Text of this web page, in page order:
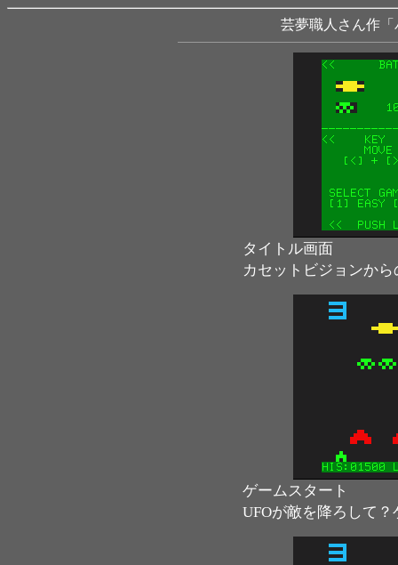
芸夢職人さん作「
タイトル画面
カセットビジョンか
ゲームスタート
UFOが敵を降ろして